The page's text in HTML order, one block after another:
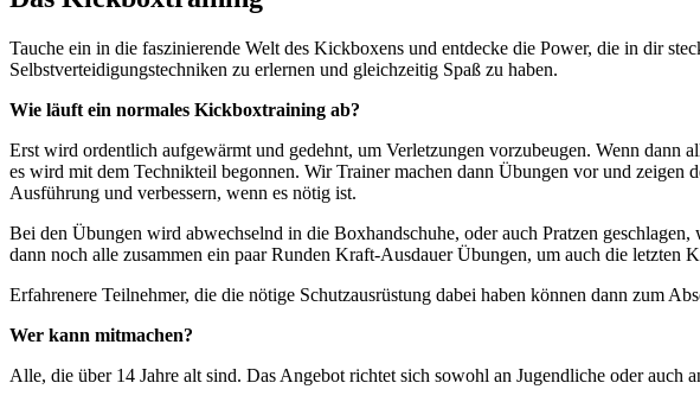
Tauche ein in die faszinierende Welt des Kickboxens und entdecke die Power, die in dir
Selbstverteidigungstechniken zu erlernen und gleichzeitig Spaß zu haben.
Wie läuft ein normales Kickboxtraining ab?
Erst wird ordentlich aufgewärmt und gedehnt, um Verletzungen vorzubeugen. Wenn dann
es wird mit dem Technikteil begonnen. Wir Trainer machen dann Übungen vor und
Ausführung und verbessern, wenn es nötig ist.
Bei den Übungen wird abwechselnd in die Boxhandschuhe, oder auch Pratzen
dann noch alle zusammen ein paar Runden Kraft-Ausdauer Übungen, um auch die letzten
Erfahrenere Teilnehmer, die die nötige Schutzausrüstung dabei haben können dann zum
Wer kann mitmachen?
Alle, die über 14 Jahre alt sind. Das Angebot richtet sich sowohl an Jugendliche oder auch